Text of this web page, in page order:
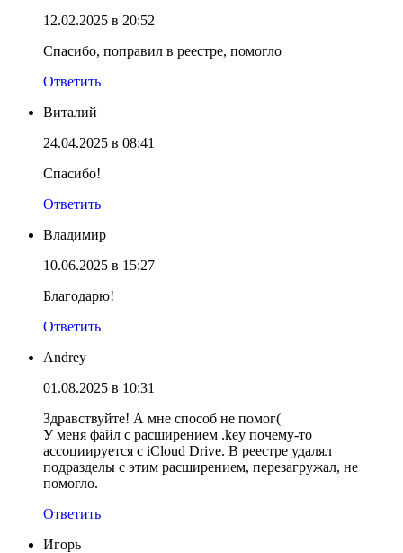
12.02.2025 в 20:52
Спасибо, поправил в реестре, помогло
Ответить
Виталий
24.04.2025 в 08:41
Спасибо!
Ответить
Владимир
10.06.2025 в 15:27
Благодарю!
Ответить
Andrey
01.08.2025 в 10:31
Здравствуйте! А мне способ не помог(
У меня файл с расширением .key почему-то
ассоциируется с iCloud Drive. В реестре удалял
подразделы с этим расширением, перезагружал, не
помогло.
Ответить
Игорь